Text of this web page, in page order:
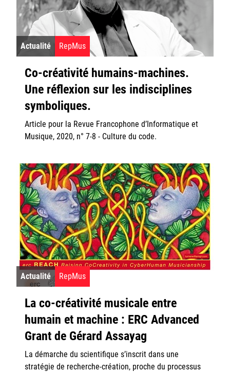
Actualité RepMus
Co-créativité humains-machines.
Une réflexion sur les indisciplines
symboliques.
Article pour la Revue Francophone d’Informatique et
Musique, 2020, n° 7-8 - Culture du code.
Actualité RepMus
La co-créativité musicale entre
humain et machine : ERC Advanced
Grant de Gérard Assayag
La démarche du scientifique s’inscrit dans une
stratégie de recherche-création, proche du processus